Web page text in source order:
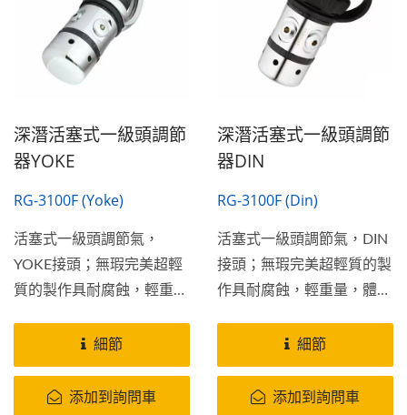
深潛活塞式一級頭調節
器YOKE
RG-3100F (Yoke)
活塞式一級頭調節氣，
YOKE接頭；無瑕完美超輕
質的製作具耐腐蝕，輕重
表面和內部不銹鋼彈簧活塞
式調節器。
細節
添加到詢問車
深潛活塞式一級頭調節
器DIN
RG-3100F (Din)
活塞式一級頭調節氣，DIN
接頭；無瑕完美超輕質的製
作具耐腐蝕，輕重量，體積
部不銹鋼彈簧活塞式調節
器。
細節
添加到詢問車